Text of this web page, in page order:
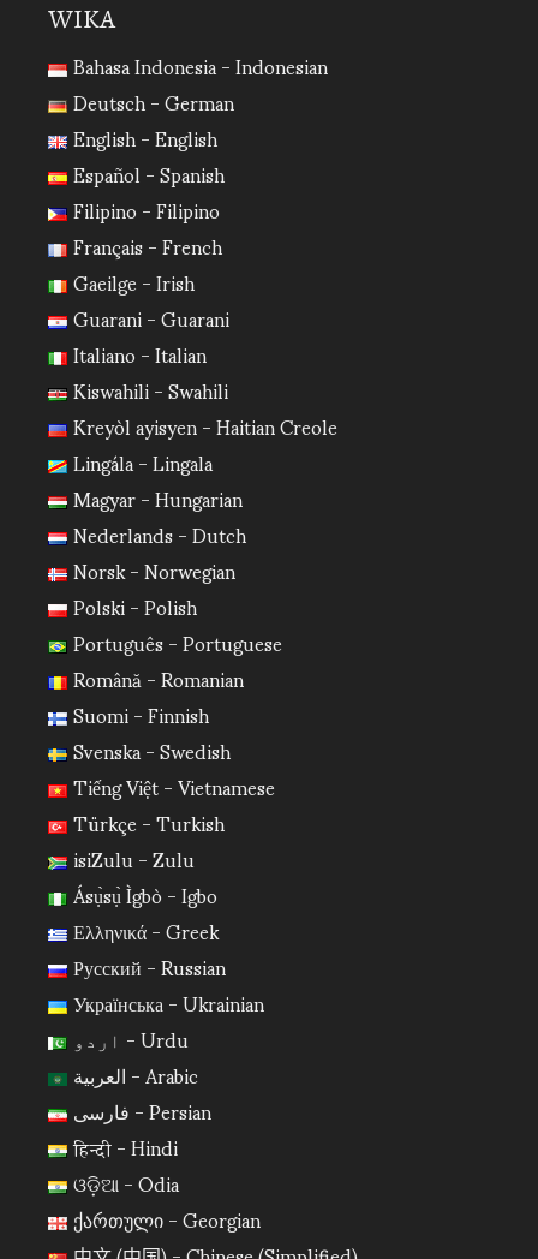
WIKA
Bahasa Indonesia - Indonesian
Deutsch - German
English - English
Español - Spanish
Filipino - Filipino
Français - French
Gaeilge - Irish
Guarani - Guarani
Italiano - Italian
Kiswahili - Swahili
Kreyòl ayisyen - Haitian Creole
Lingála - Lingala
Magyar - Hungarian
Nederlands - Dutch
Norsk - Norwegian
Polski - Polish
Português - Portuguese
Română - Romanian
Suomi - Finnish
Svenska - Swedish
Tiếng Việt - Vietnamese
Türkçe - Turkish
isiZulu - Zulu
Ásụ̀sụ̀ Ìgbò - Igbo
Ελληνικά - Greek
Русский - Russian
Українська - Ukrainian
اردو - Urdu
العربية - Arabic
فارسی - Persian
हिन्दी - Hindi
ଓଡ଼ିଆ - Odia
ქართული - Georgian